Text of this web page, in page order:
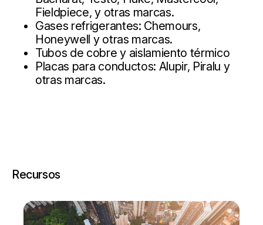
Fieldpiece, y otras marcas.
Gases refrigerantes: Chemours,
Honeywell y otras marcas.
Tubos de cobre y aislamiento térmico
Placas para conductos: Alupir, Piralu y
otras marcas.
Recursos